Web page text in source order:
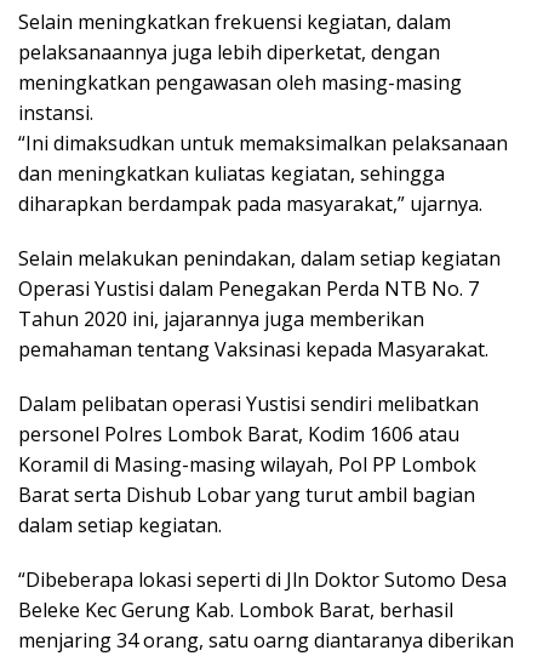
Selain meningkatkan frekuensi kegiatan, dalam
pelaksanaannya juga lebih diperketat, dengan
meningkatkan pengawasan oleh masing-masing
instansi.
“Ini dimaksudkan untuk memaksimalkan pelaksanaan
dan meningkatkan kuliatas kegiatan, sehingga
diharapkan berdampak pada masyarakat,” ujarnya.
Selain melakukan penindakan, dalam setiap kegiatan
Operasi Yustisi dalam Penegakan Perda NTB No. 7
Tahun 2020 ini, jajarannya juga memberikan
pemahaman tentang Vaksinasi kepada Masyarakat.
Dalam pelibatan operasi Yustisi sendiri melibatkan
personel Polres Lombok Barat, Kodim 1606 atau
Koramil di Masing-masing wilayah, Pol PP Lombok
Barat serta Dishub Lobar yang turut ambil bagian
dalam setiap kegiatan.
“Dibeberapa lokasi seperti di Jln Doktor Sutomo Desa
Beleke Kec Gerung Kab. Lombok Barat, berhasil
menjaring 34 orang, satu oarng diantaranya diberikan